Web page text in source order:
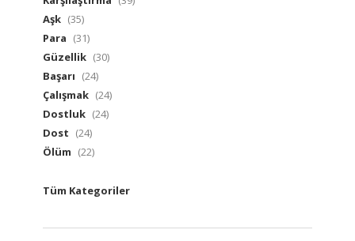
Aşk (35)
Para (31)
Güzellik (30)
Başarı (24)
Çalışmak (24)
Dostluk (24)
Dost (24)
Ölüm (22)
Tüm Kategoriler